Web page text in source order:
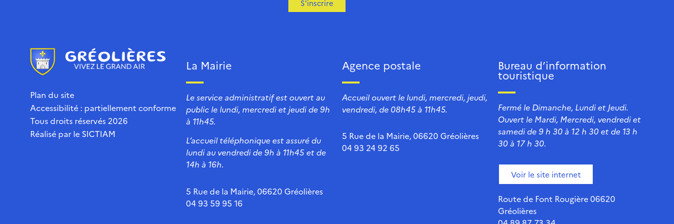
S'inscrire
Plan du site
Accessibilité : partiellement conforme
Tous droits réservés 2026
Réalisé par le SICTIAM
La Mairie
Le service administratif est ouvert au
public le lundi, mercredi et jeudi de 9h
à 11h45.
L’accueil téléphonique est assuré du
lundi au vendredi de 9h à 11h45 et de
14h à 16h.
5 Rue de la Mairie, 06620 Gréolières
04 93 59 95 16
Agence postale
Accueil ouvert le lundi, mercredi, jeudi,
vendredi, de 08h45 à 11h45.
5 Rue de la Mairie, 06620 Gréolières
04 93 24 92 65
Bureau d’information
touristique
Fermé le Dimanche, Lundi et Jeudi.
Ouvert le Mardi, Mercredi, vendredi et
samedi de 9 h 30 à 12 h 30 et de 13 h
30 à 17 h 30.
Voir le site internet
Route de Font Rougière 06620
Gréolières